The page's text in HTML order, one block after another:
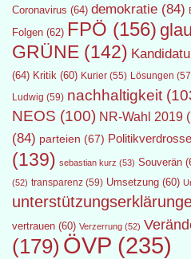
Coronavirus (64) demokratie (84)
Folgen (62) FPÖ (156)
GRÜNE (142)
(64) Kritik (60) Kurier (55) Lösungen
Ludwig (59) nachhaltigkeit
NEOS (100) NR-Wahl 2019
(84) parteien (67)
(139) sebastian kurz (53) Souverän
(52) transparenz (59) Umsetzung (60)
vertrauen (60) Verzerrung (52)
(179) ÖVP (235)